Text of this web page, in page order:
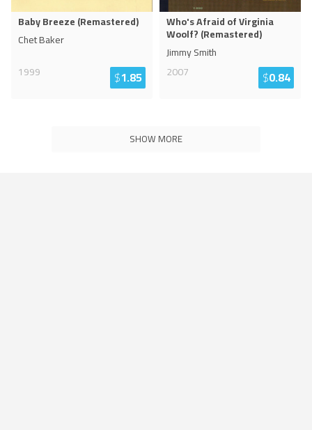
Baby Breeze (Remastered)
Chet Baker
1999
$1.85
Who's Afraid of Virginia
Woolf? (Remastered)
Jimmy Smith
2007
$0.84
SHOW MORE